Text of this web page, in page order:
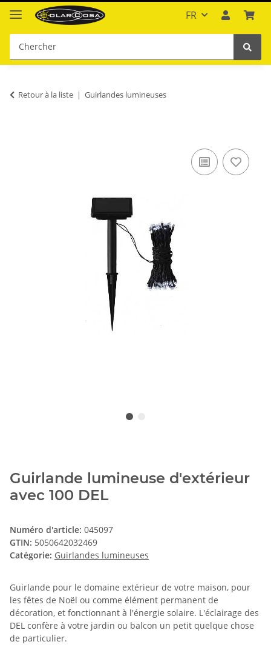
FR
Retour à la liste Guirlandes lumineuses
Guirlande lumineuse d'extérieur
avec 100 DEL
Numéro d'article: 045097
GTIN: 5050642032469
Catégorie: Guirlandes lumineuses
Guirlande pour le domaine extérieur de votre maison, pour
les fêtes de Noël ou comme élément permanent de
décoration, et fonctionnant à l'énergie solaire. L'éclairage des
DEL confère à votre jardin ou balcon un petit quelque chose
de particulier.